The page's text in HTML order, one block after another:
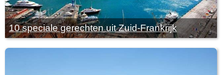
10 speciale gerechten uit Zuid-Frankrijk